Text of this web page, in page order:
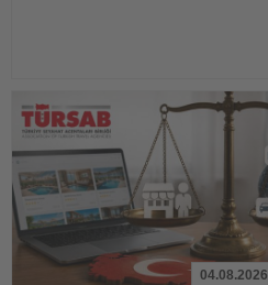
04.08.2026